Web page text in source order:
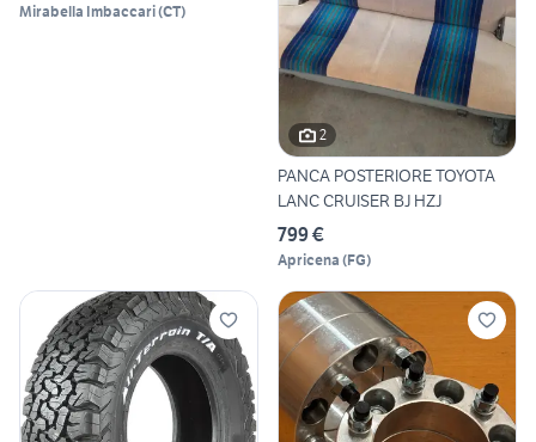
Mirabella Imbaccari(CT)
2
PANCA POSTERIORE TOYOTA
LANC CRUISER BJ HZJ
799 €
Apricena (FG)